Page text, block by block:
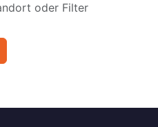
oder Filter